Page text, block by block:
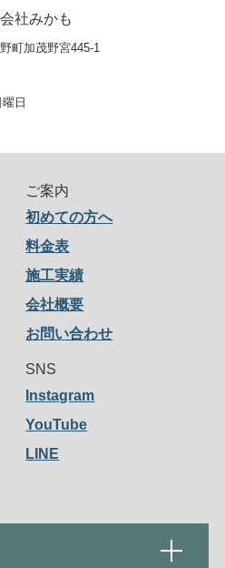
社みかも
町加茂野宮445-1
日
ご案内
初めての方へ
料金表
施工実績
会社概要
お問い合わせ
SNS
Instagram
YouTube
LINE